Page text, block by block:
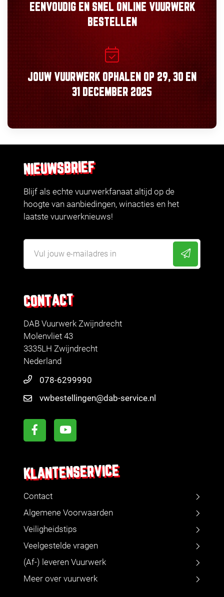
EENVOUDIGEN SNEL ONLINE VUURWERK
BESTELLEN
JOUW VUURWERK OPHALEN OP 29, 30 EN
31 DECEMBER 2025
CONTACT
DAB Vuurwerk Zwijndrecht
Molenvliet 43
3335LH Zwijndrecht
Nederland
078-6299990
vwbestellingen@dab-service.nl
KLANTENSERVICE
Contact
Algemene Voorwaarden
Veiligheidstips
Veelgestelde vragen
(Af-) leveren Vuurwerk
Meer over vuurwerk
NIEUWSBRIEF
Blijf als echte vuurwerkfanaat altijd op de
hoogte van aanbiedingen, winacties en het
laatste vuurwerknieuws!